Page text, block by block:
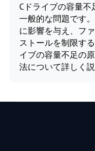
Cドライブの容量
一般的な問題です
に影響を与え、フ
ストールを制限す
イブの容量不足の
法について詳しく説